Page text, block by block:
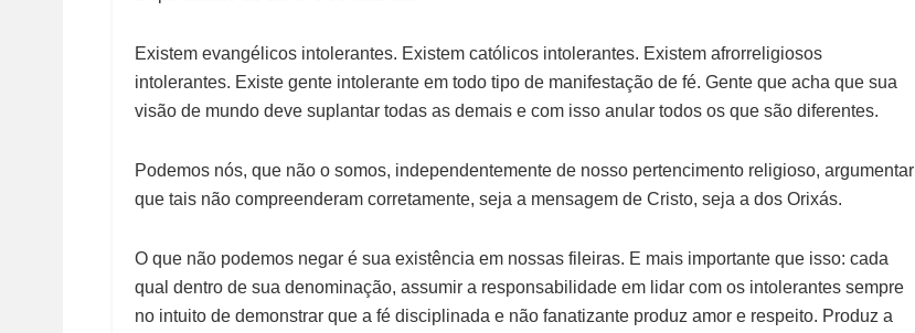
Existem evangélicos intolerantes. Existem católicos intolerantes. Existem afrorreligiosos
intolerantes. Existe gente intolerante em todo tipo de manifestação de fé. Gente que acha que sua
visão de mundo deve suplantar todas as demais e com isso anular todos os que são diferentes.
Podemos nós, que não o somos, independentemente de nosso pertencimento religioso, argumentar
que tais não compreenderam corretamente, seja a mensagem de Cristo, seja a dos Orixás.
O que não podemos negar é sua existência em nossas fileiras. E mais importante que isso: cada
qual dentro de sua denominação, assumir a responsabilidade em lidar com os intolerantes sempre
no intuito de demonstrar que a fé disciplinada e não fanatizante produz amor e respeito. Produz a